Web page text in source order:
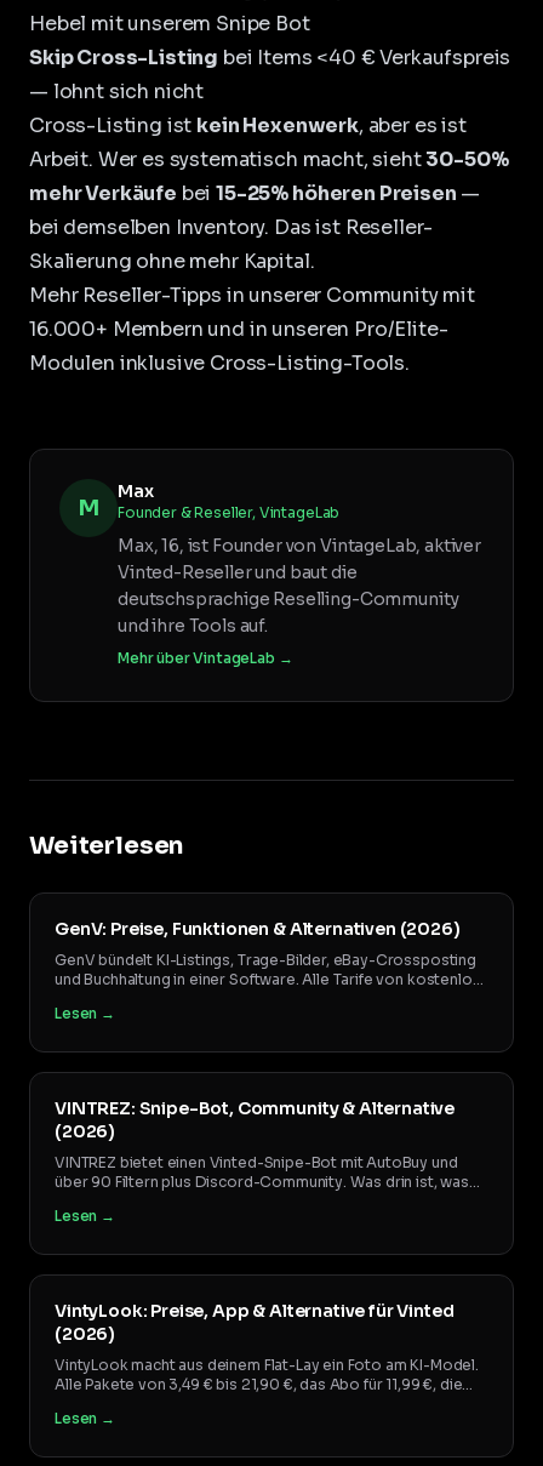
Hebel mit unserem Snipe Bot
Skip Cross-Listing bei Items <40 € Verkaufspreis
— lohnt sich nicht
Cross-Listing ist kein Hexenwerk, aber es ist
Arbeit. Wer es systematisch macht, sieht30-50%
mehr Verkäufe bei15-25% höheren Preisen —
bei demselben Inventory. Das ist Reseller-
Skalierung ohne mehr Kapital.
Mehr Reseller-Tipps in unserer Community mit
16.000+ Membern und in unseren Pro/Elite-
Modulen inklusive Cross-Listing-Tools.
M
Max
Founder & Reseller, VintageLab
Max, 16, ist Founder von VintageLab, aktiver
Vinted-Reseller und baut die
deutschsprachige Reselling-Community
und ihre Tools auf.
Mehr über VintageLab →
Weiterlesen
GenV: Preise, Funktionen & Alternativen (2026)
GenV bündelt KI-Listings, Trage-Bilder, eBay-Crossposting
und Buchhaltung in einer Software. Alle Tarife von kostenlos
mehr lohnen.
Lesen →
VINTREZ: Snipe-Bot, Community & Alternative
(2026)
VINTREZ bietet einen Vinted-Snipe-Bot mit AutoBuy und
über 90 Filtern plus Discord-Community. Was drin ist, was
VintageLab daneben schlägt.
Lesen →
VintyLook: Preise, App & Alternative für Vinted
(2026)
VintyLook macht aus deinem Flat-Lay ein Foto am KI-Model.
Alle Pakete von 3,49 € bis 21,90 €, das Abo für 11,99 €, die
Lesen →